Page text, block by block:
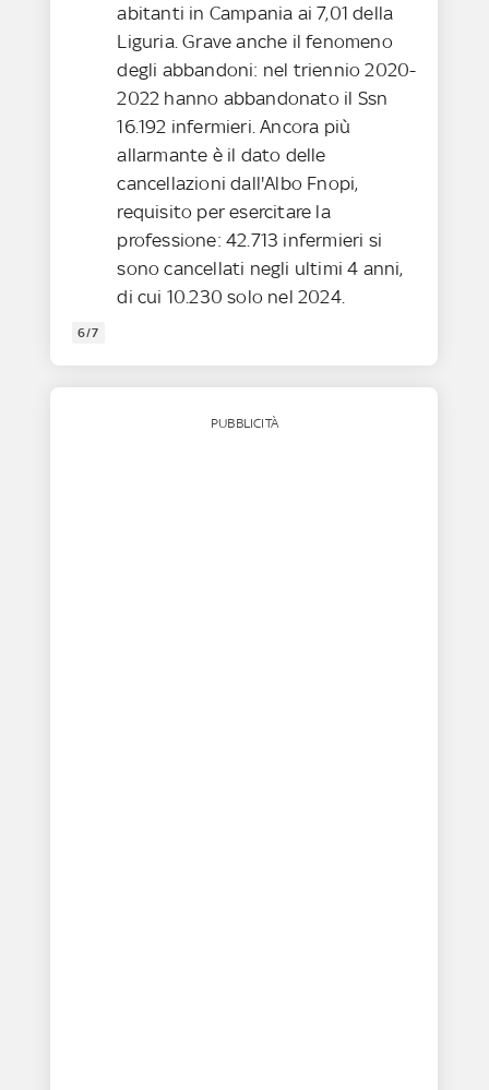
abitanti in Campania ai 7,01 della
Liguria. Grave anche il fenomeno
degli abbandoni: nel triennio 2020-
2022 hanno abbandonato il Ssn
16.192 infermieri. Ancora più
allarmante è il dato delle
cancellazioni dall'Albo Fnopi,
requisito per esercitare la
professione: 42.713 infermieri si
sono cancellati negli ultimi 4 anni,
di cui 10.230 solo nel 2024.
6/7
PUBBLICITÀ